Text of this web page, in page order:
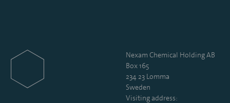
Nexam Chemical Holding AB
Box 165
234 23 Lomma
Sweden
Visiting address: